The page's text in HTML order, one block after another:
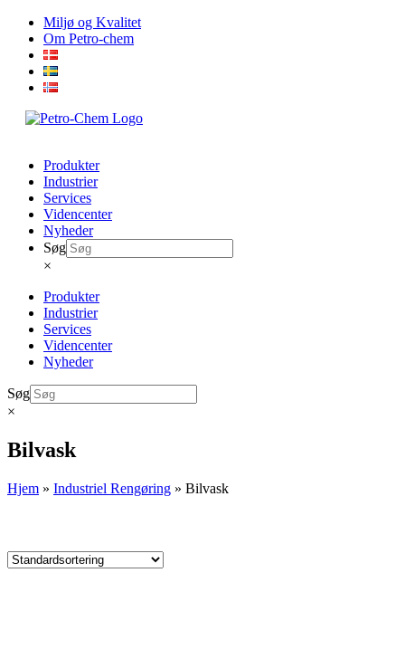
Skip
content
Miljø og Kvalitet
Om Petro-chem
Produkter
Industrier
Services
Videncenter
Nyheder
Søg
×
Produkter
Industrier
Services
Videncenter
Nyheder
Søg
×
Bilvask
Hjem » Industriel Rengøring » Bilvask